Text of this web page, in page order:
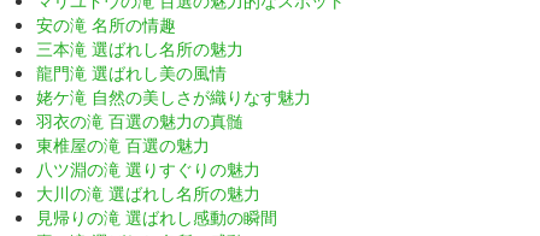
安の滝 名所の情趣
三本滝 選ばれし名所の魅力
龍門滝 選ばれし美の風情
姥ケ滝 自然の美しさが織りなす魅力
羽衣の滝 百選の魅力の真髄
東椎屋の滝 百選の魅力
八ツ淵の滝 選りすぐりの魅力
大川の滝 選ばれし名所の魅力
見帰りの滝 選ばれし感動の瞬間